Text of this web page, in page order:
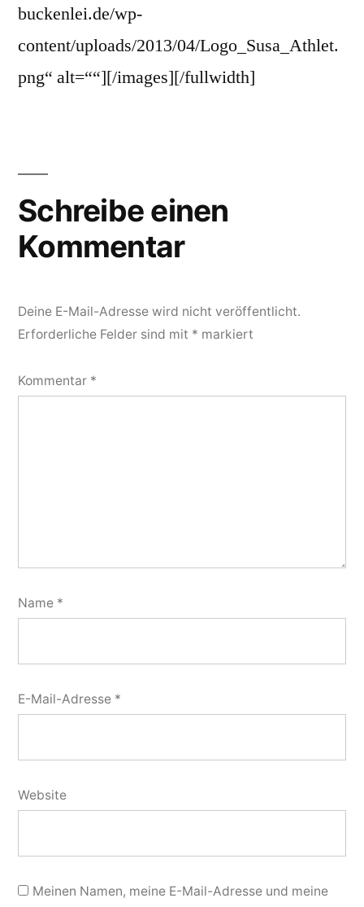
buckenlei.de/wp-
content/uploads/2013/04/Logo_Susa_Athlet.
png“ alt=““][/images][/fullwidth]
Schreibe einen
Kommentar
Deine E-Mail-Adresse wird nicht veröffentlicht.
Erforderliche Felder sind mit * markiert
Kommentar *
Name *
E-Mail-Adresse *
Website
Meinen Namen, meine E-Mail-Adresse und meine